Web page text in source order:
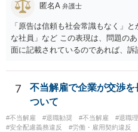
匿名A 弁護士
「原告は信頼も社会常識もなく」
な社員」など この表現は、問題の
面に記載されているのであれば、
7
不当解雇で企業が交渉
ついて
#不当解雇 #退職勧奨 #不当解雇
#退職
#安全配慮義務違反
#労働・雇用契約違反